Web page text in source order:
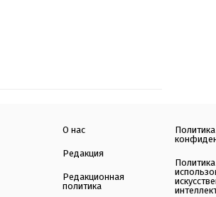
О нас
Редакция
Редакционная
политика
Политика
Политика